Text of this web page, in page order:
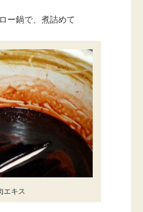
ー鍋で、煮詰めて
エキス